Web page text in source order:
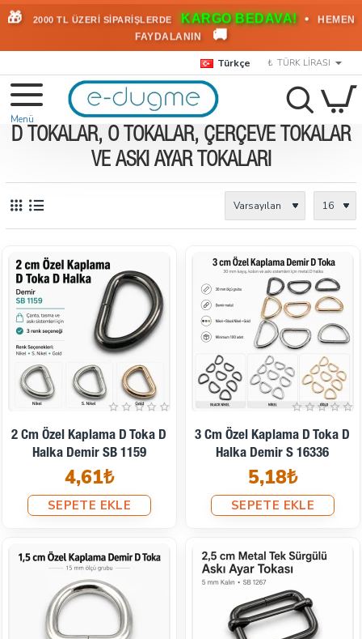
🎁 2000 TL ÜZERİ SİPARİŞLERDE KARGO BEDAVA! •
HEMEN
FAYDALANIN
🚚
Türkçe ₺ TÜRK LIRASI
D TOKALAR, O TOKALAR, ÇERÇEVE TOKALAR
VE ASKI AYAR TOKALARI
2 Cm Özel Kaplama D Toka D
Halka Demir SB 1159
4,61₺
SEPETE EKLE
3 Cm Özel Kaplama D Toka D
Halka Demir S 16336
5,18₺
SEPETE EKLE